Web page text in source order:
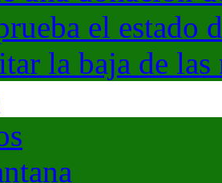
el estado
la baja de